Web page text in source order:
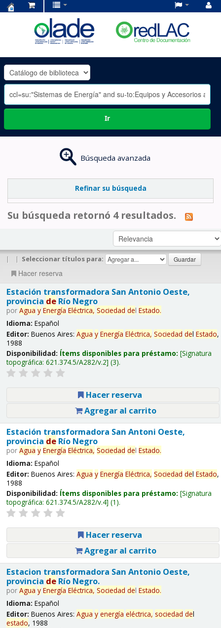
OLADE
-
Ir
Búsqueda avanzada
Refinar su búsqueda
Su búsqueda retornó 4 resultados.
| | Seleccionar títulos para:
Hacer reserva
Estación transformadora San Antonio Oeste,
provincia deRío Negro
por Agua y Energía Eléctrica, Sociedad del Estado.
Idioma: Español
Editor: Buenos Aires: Agua y Energía Eléctrica, Sociedad del Estado,
1988
Disponibilidad: Ítems disponibles para préstamo: Signatura
topográfica: 621.374.5/A282/v.2 (3).
Hacer reserva
Agregar al carrito
Estación transformadora San Antoni Oeste,
provincia deRío Negro
por Agua y Energía Eléctrica, Sociedad del Estado.
Idioma: Español
Editor: Buenos Aires: Agua y Energía Eléctrica, Sociedad del Estado,
1988
Disponibilidad: Ítems disponibles para préstamo: Signatura
topográfica: 621.374.5/A282/v.4 (1).
Hacer reserva
Agregar al carrito
Estacion transformadora San Antonio Oeste,
provincia deRío Negro.
por Agua y Energía Eléctrica, Sociedad del Estado.
Idioma: Español
Editor: Buenos Aires: Agua y energía eléctrica, sociedad del
estado, 1988